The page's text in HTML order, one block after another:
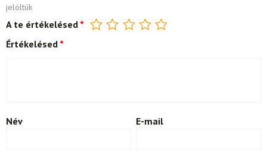
jelöltük
A te értékelésed *
Értékelésed *
Név E-mail